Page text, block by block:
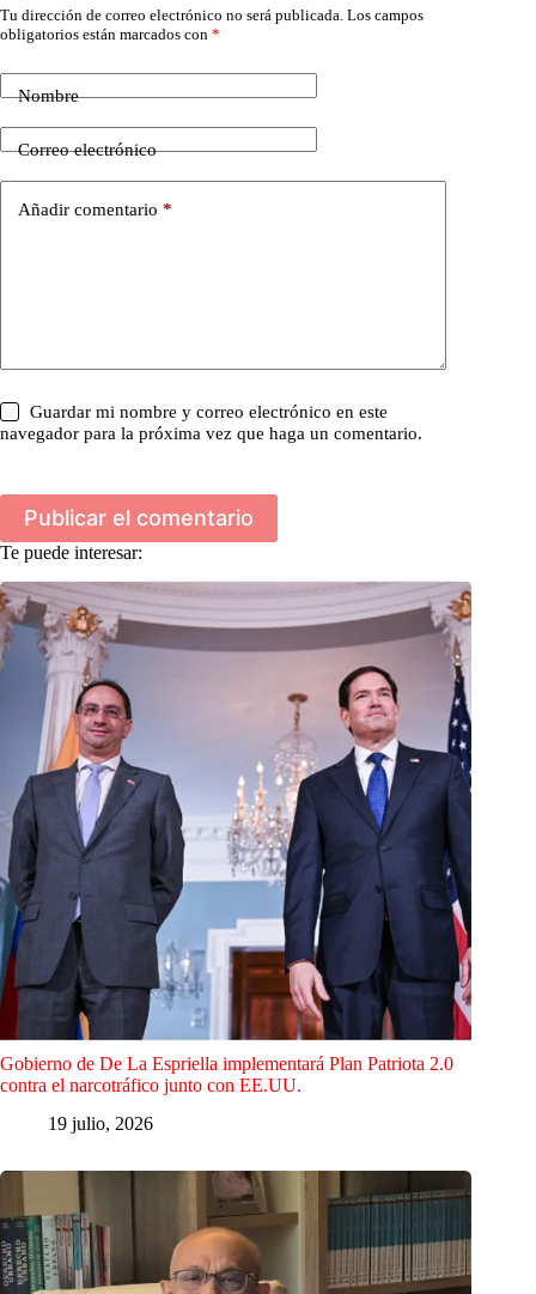
Tu dirección de correo electrónico no será publicada. Los campos
obligatorios están marcados con *
Nombre
Correo electrónico
Añadir comentario *
Guardar mi nombre y correo electrónico en este
navegador para la próxima vez que haga un comentario.
Publicar el comentario
Te puede interesar:
Gobierno de De La Espriella implementará Plan Patriota 2.0
contra el narcotráfico junto con EE.UU.
19 julio, 2026